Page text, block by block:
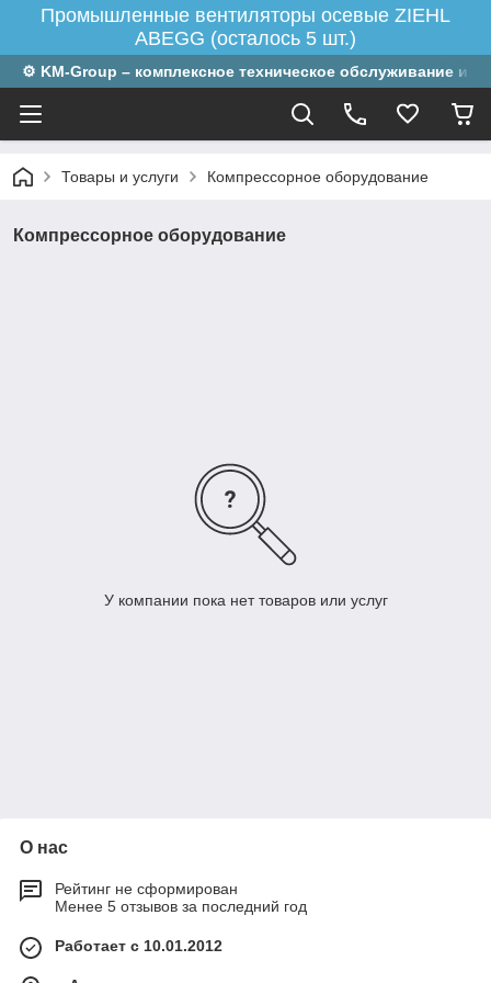
Промышленные вентиляторы осевые ZIEHL
ABEGG (осталось 5 шт.)
⚙ KM-Group – комплексное техническое обслуживание и
Товары и услуги Компрессорное оборудование
Компрессорное оборудование
У компании пока нет товаров или услуг
О нас
Рейтинг не сформирован
Менее 5 отзывов за последний год
Работает с 10.01.2012